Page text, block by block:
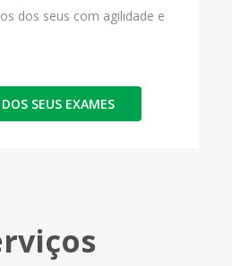
dos seus com agilidade e
SEUS EXAMES